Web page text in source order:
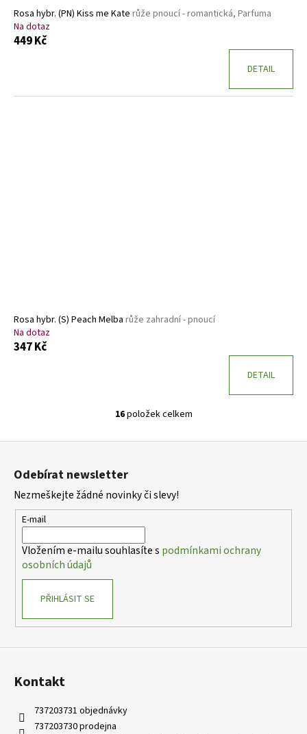
Rosa hybr. (PN) Kiss me Kate růže pnoucí - romantická, Parfuma
Na dotaz
449 Kč
DETAIL
Rosa hybr. (S) Peach Melba růže zahradní - pnoucí
Na dotaz
347 Kč
DETAIL
O
v
a
c
r
ý
p
16položek celkem
Z
Odebírat newsletter
Nezmeškejte žádné novinky či slevy!
E-mail
Vložením e-mailu souhlasíte s podmínkami ochrany
osobních údajů
PŘIHLÁSIT SE
Kontakt
737203731 objednávky
737203730 prodejna